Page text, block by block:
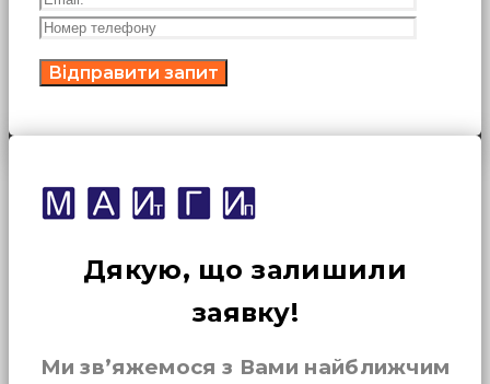
Дякую, що залишили
заявку!
Ми зв’яжемося з Вами найближчим